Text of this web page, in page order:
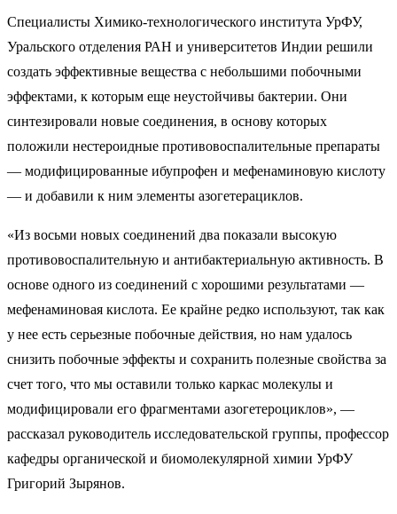
Специалисты Химико-технологического института УрФУ,
Уральского отделения РАН и университетов Индии решили
создать эффективные вещества с небольшими побочными
эффектами, к которым еще неустойчивы бактерии. Они
синтезировали новые соединения, в основу которых
положили нестероидные противовоспалительные препараты
— модифицированные ибупрофен и мефенаминовую кислоту
— и добавили к ним элементы азогетерациклов.
«Из восьми новых соединений два показали высокую
противовоспалительную и антибактериальную активность. В
основе одного из соединений с хорошими результатами —
мефенаминовая кислота. Ее крайне редко используют, так как
у нее есть серьезные побочные действия, но нам удалось
снизить побочные эффекты и сохранить полезные свойства за
счет того, что мы оставили только каркас молекулы и
модифицировали его фрагментами азогетероциклов», —
рассказал руководитель исследовательской группы, профессор
кафедры органической и биомолекулярной химии УрФУ
Григорий Зырянов.